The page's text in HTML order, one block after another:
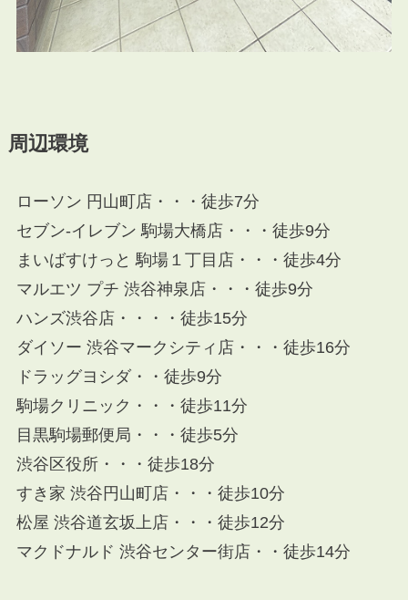
周辺環境
ローソン 円山町店・・・徒歩7分
セブン-イレブン 駒場大橋店・・・徒歩9分
まいばすけっと 駒場１丁目店・・・徒歩4分
マルエツ プチ 渋谷神泉店・・・徒歩9分
ハンズ渋谷店・・・・徒歩15分
ダイソー 渋谷マークシティ店・・・徒歩16分
ドラッグヨシダ・・徒歩9分
駒場クリニック・・・徒歩11分
目黒駒場郵便局・・・徒歩5分
渋谷区役所・・・徒歩18分
すき家 渋谷円山町店・・・徒歩10分
松屋 渋谷道玄坂上店・・・徒歩12分
マクドナルド 渋谷センター街店・・徒歩14分